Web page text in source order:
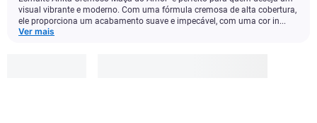
visual vibrante e moderno. Com uma fórmula cremosa de alta cobertura,
ele proporciona um acabamento suave e impecável, com uma cor in...
Ver mais